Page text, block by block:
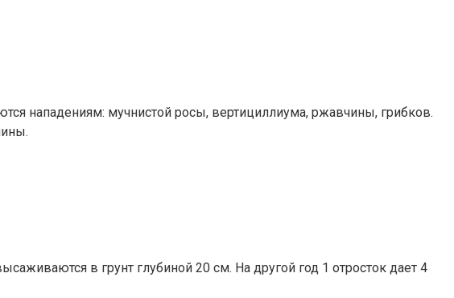
нападениям: мучнистой росы, вертициллиума, ржавчины, грибков.
в грунт глубиной 20 см. На другой год 1 отросток дает 4